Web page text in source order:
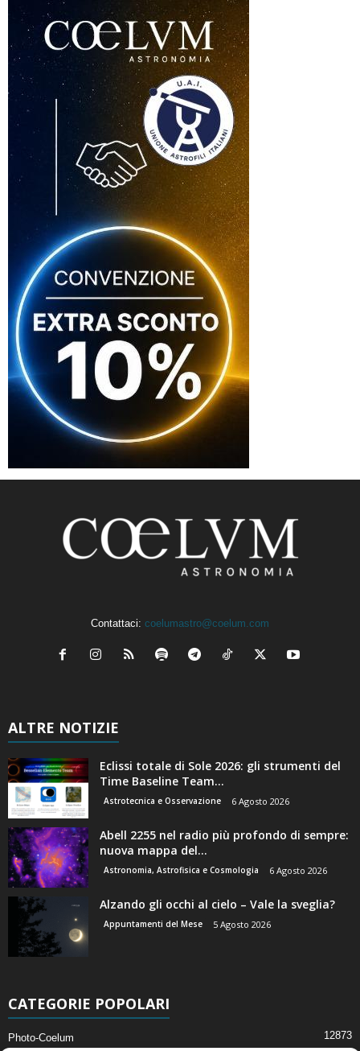
Contattaci: coelumastro@coelum.com
ALTRE NOTIZIE
Eclissi totale di Sole 2026: gli strumenti del
Time Baseline Team...
Astrotecnica e Osservazione 6 Agosto 2026
Abell 2255 nel radio più profondo di sempre:
nuova mappa del...
Astronomia, Astrofisica e Cosmologia 6 Agosto 2026
Alzando gli occhi al cielo – Vale la sveglia?
Appuntamenti del Mese 5 Agosto 2026
CATEGORIE POPOLARI
Photo-Coelum 12873